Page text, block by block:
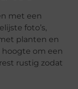
met een
foto’s,
planten en
hoogte om een
rustig zodat